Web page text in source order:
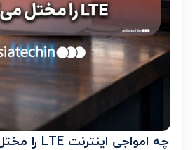
چه امواجی اینترنت LTE را مختل می‌کند؟